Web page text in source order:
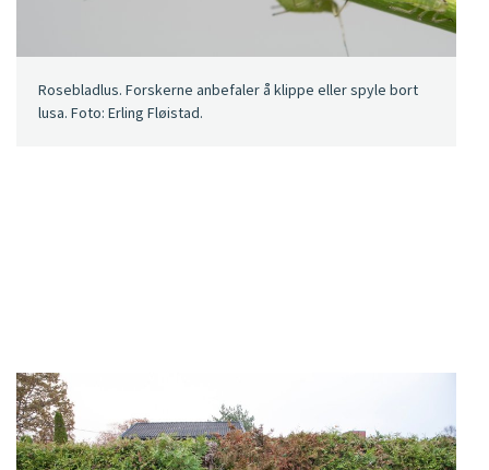
Rosebladlus. Forskerne anbefaler å klippe eller spyle bort
lusa. Foto: Erling Fløistad.​